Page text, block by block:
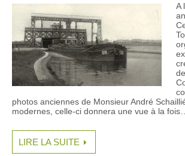
A
photos anciennes de Monsieur André
modernes, celle-ci donnera une vue à la fois…
LIRE LA SUITE